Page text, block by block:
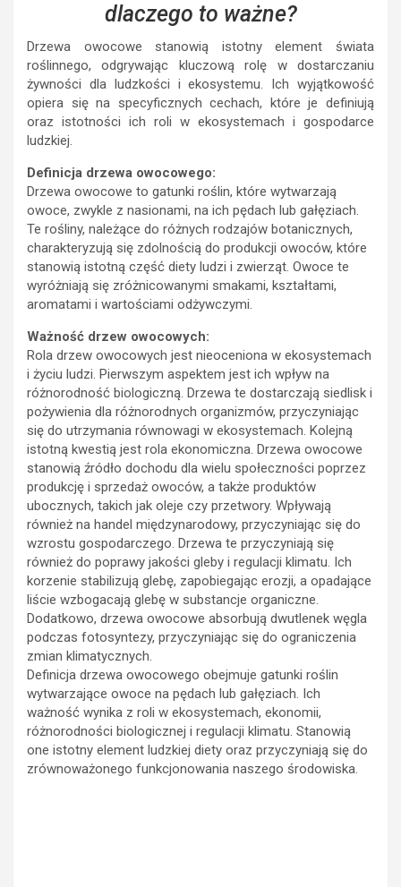
dlaczego to ważne?
Drzewa owocowe stanowią istotny element świata
roślinnego, odgrywając kluczową rolę w dostarczaniu
żywności dla ludzkości i ekosystemu. Ich wyjątkowość
opiera się na specyficznych cechach, które je definiują
oraz istotności ich roli w ekosystemach i gospodarce
ludzkiej.
Definicja drzewa owocowego:
Drzewa owocowe to gatunki roślin, które wytwarzają
owoce, zwykle z nasionami, na ich pędach lub gałęziach.
Te rośliny, należące do różnych rodzajów botanicznych,
charakteryzują się zdolnością do produkcji owoców, które
stanowią istotną część diety ludzi i zwierząt. Owoce te
wyróżniają się zróżnicowanymi smakami, kształtami,
aromatami i wartościami odżywczymi.
Ważność drzew owocowych:
Rola drzew owocowych jest nieoceniona w ekosystemach
i życiu ludzi. Pierwszym aspektem jest ich wpływ na
różnorodność biologiczną. Drzewa te dostarczają siedlisk i
pożywienia dla różnorodnych organizmów, przyczyniając
się do utrzymania równowagi w ekosystemach. Kolejną
istotną kwestią jest rola ekonomiczna. Drzewa owocowe
stanowią źródło dochodu dla wielu społeczności poprzez
produkcję i sprzedaż owoców, a także produktów
ubocznych, takich jak oleje czy przetwory. Wpływają
również na handel międzynarodowy, przyczyniając się do
wzrostu gospodarczego. Drzewa te przyczyniają się
również do poprawy jakości gleby i regulacji klimatu. Ich
korzenie stabilizują glebę, zapobiegając erozji, a opadające
liście wzbogacają glebę w substancje organiczne.
Dodatkowo, drzewa owocowe absorbują dwutlenek węgla
podczas fotosyntezy, przyczyniając się do ograniczenia
zmian klimatycznych.
Definicja drzewa owocowego obejmuje gatunki roślin
wytwarzające owoce na pędach lub gałęziach. Ich
ważność wynika z roli w ekosystemach, ekonomii,
różnorodności biologicznej i regulacji klimatu. Stanowią
one istotny element ludzkiej diety oraz przyczyniają się do
zrównoważonego funkcjonowania naszego środowiska.